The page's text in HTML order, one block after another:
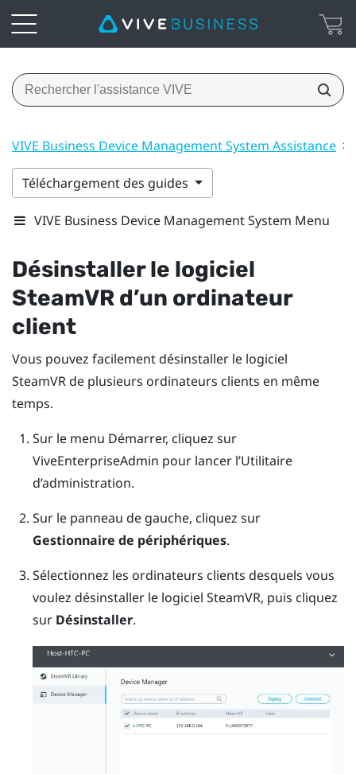
VIVE Business Device Management System Assistance >
Téléchargement des guides
VIVE Business Device Management System Menu
Désinstaller le logiciel
SteamVR d’un ordinateur
client
Vous pouvez facilement désinstaller le logiciel
SteamVRde plusieurs ordinateurs clients en même
temps.
Sur le menu Démarrer, cliquez sur
ViveEnterpriseAdmin pour lancer l’Utilitaire
d’administration.
Sur le panneau de gauche, cliquez sur
Gestionnaire de périphériques.
Sélectionnez les ordinateurs clients desquels vous
voulez désinstaller le logiciel SteamVR, puis cliquez
sur Désinstaller.